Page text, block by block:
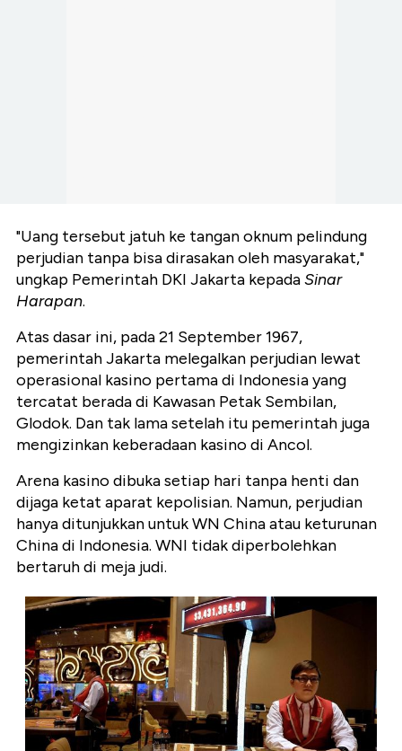
"Uang tersebut jatuh ke tangan oknum pelindung
perjudian tanpa bisa dirasakan oleh masyarakat,"
ungkap Pemerintah DKI Jakarta kepadaSinar
Harapan.
Atas dasar ini, pada 21 September 1967,
pemerintah Jakarta melegalkan perjudian lewat
operasional kasino pertama di Indonesia yang
tercatat berada di Kawasan Petak Sembilan,
Glodok. Dan tak lama setelah itu pemerintah juga
mengizinkan keberadaan kasino di Ancol.
Arena kasino dibuka setiap hari tanpa henti dan
dijaga ketat aparat kepolisian. Namun, perjudian
hanya ditunjukkan untuk WN China atau keturunan
China di Indonesia. WNI tidak diperbolehkan
bertaruh di meja judi.